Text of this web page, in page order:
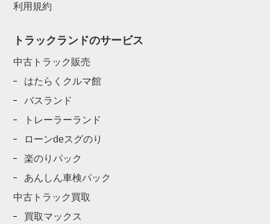
利用規約
トラックランドのサービス
中古トラック販売
はたらくクルマ館
バスランド
トレーラーランド
ローンdeスグのり
楽のりパック
あんしん車検パック
中古トラック買取
買取マックス